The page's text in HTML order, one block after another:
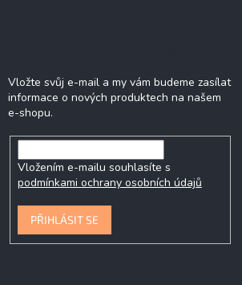
Vložte svůj e-mail a my vám budeme zasílat
informace o nových produktech na našem
e-shopu.
Vložením e-mailu souhlasíte s
podmínkami ochrany osobních údajů
PŘIHLÁSIT SE